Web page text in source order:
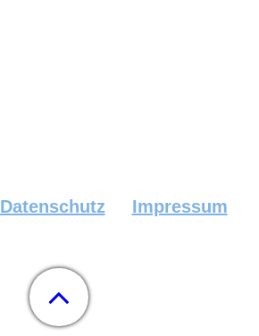
Datenschutz Impressum